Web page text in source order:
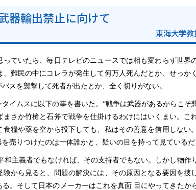
器輸出禁止に向けて
東海大学
ていたら、毎日テレビのニュースでは相も変わらず世界
難民の中にコレラが発生して何万人死んだとか、せっか
スを襲撃して死者が出たとか、全く切りがない。
イムスに以下の事を書いた。“戦争は武器があるからこそ
さか竹槍と石斧で戦争を仕掛けるわけにはいくまい。こ
糧や薬を空から投下しても、私はその善意を信用しない
売りつけたのは一体誰かと、疑いの目を持って見ているだ
主義者でもなければ、その支持者でもない。しかし物作
から見ると、問題の解決には、その原因となる要因を捜
。そして日本のメーカーはこれを真面 目にやってきたか